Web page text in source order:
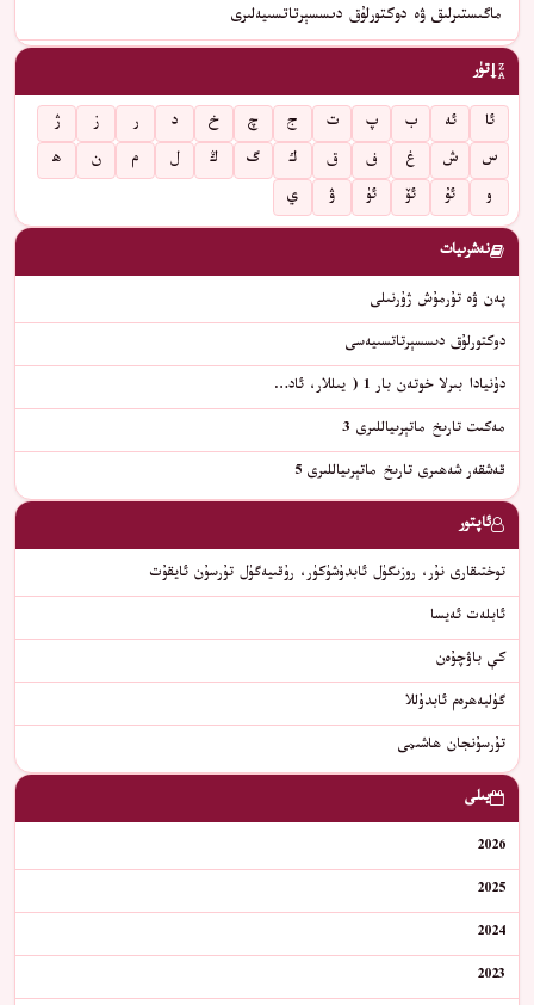
ماگىستىرلىق ۋە دوكتورلۇق دىسسېرتاتسىيەلىرى
تۈر
ئا ئە ب پ ت ج چ خ د ر ز
ژ
س
ش غ ف ق ك گ ڭ ل م ن
ھ
و
ئۇ ئۆ ئۈ ۋ ي
نەشرىيات
پەن ۋە تۇرمۇش ژۇرنىلى
دوكتورلۇق دىسسېرتاتسىيەسى
دۇنيادا بىرلا خوتەن بار 1 ( يىللار، ئاد…
مەكىت تارىخ ماتېرىياللىرى 3
قەشقەر شەھىرى تارىخ ماتېرىياللىرى 5
ئاپتور
توختىقارى نۇر، روزىگۈل ئابدۇشۈكۈر، رۇقىيەگۈل تۇرسۇن ئايقۇت
ئابلەت ئەيسا
كې باۋچۇەن
گۈلبەھرەم ئابدۇللا
تۇرسۇنجان ھاشىمى
يىلى
2026
2025
2024
2023